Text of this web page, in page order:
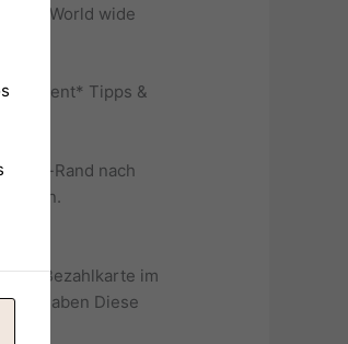
World wide
Tipps &
Rand nach
Bezahlkarte im
haben Diese
und